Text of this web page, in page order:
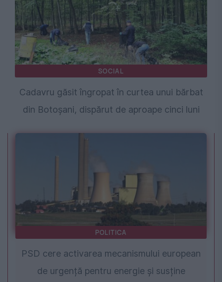
SOCIAL
Cadavru găsit îngropat în curtea unui bărbat
din Botoșani, dispărut de aproape cinci luni
POLITICA
PSD cere activarea mecanismului european
de urgență pentru energie și susține